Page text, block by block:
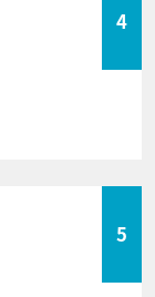
4
5